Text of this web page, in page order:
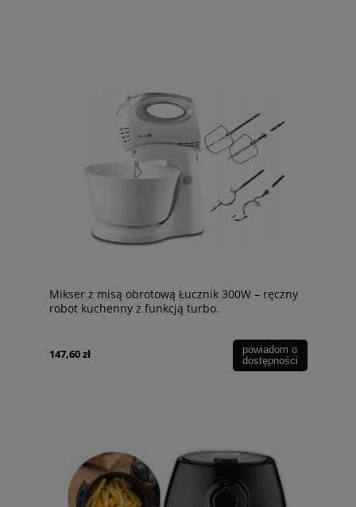
Mikser z misą obrotową Łucznik 300W – ręczny
robot kuchenny z funkcją turbo.
147,60 zł
powiadom o
dostępności